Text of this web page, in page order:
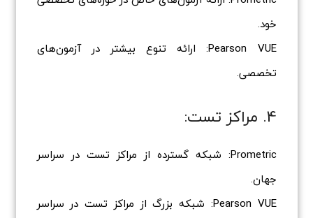
خود.
Pearson VUE: ارائه تنوع بیشتر در آزمون‌های
تخصصی.
4. مراکز تست:
Prometric: شبکه گسترده از مراکز تست در سراسر
جهان.
Pearson VUE: شبکه بزرگ از مراکز تست در سراسر